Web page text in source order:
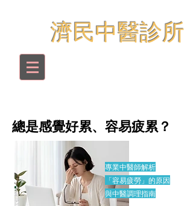
​濟民中醫診所
總是感覺好累、容易疲累？
專業中醫師解析
「容易疲勞」的原因
與中醫調理指南